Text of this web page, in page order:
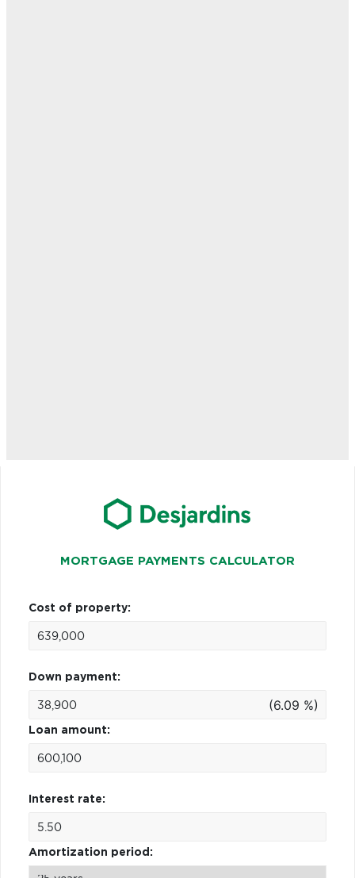
MORTGAGE PAYMENTS CALCULATOR
Cost of property:
Down payment:
(6.09 %)
Loan amount:
Interest rate:
Amortization period: